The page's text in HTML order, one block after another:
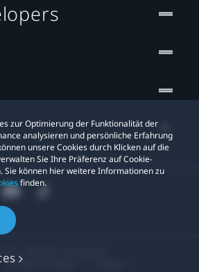
zur Optimierung der Funktionalität der
analysieren und persönliche Erfahrung
unsere Cookies durch Klicken auf die
Sie Ihre Präferenz auf Cookie-
Sie können hier weitere Informationen zu
finden.
© 2011-2026 HTC Corporation
Rechtlicher Hinweis